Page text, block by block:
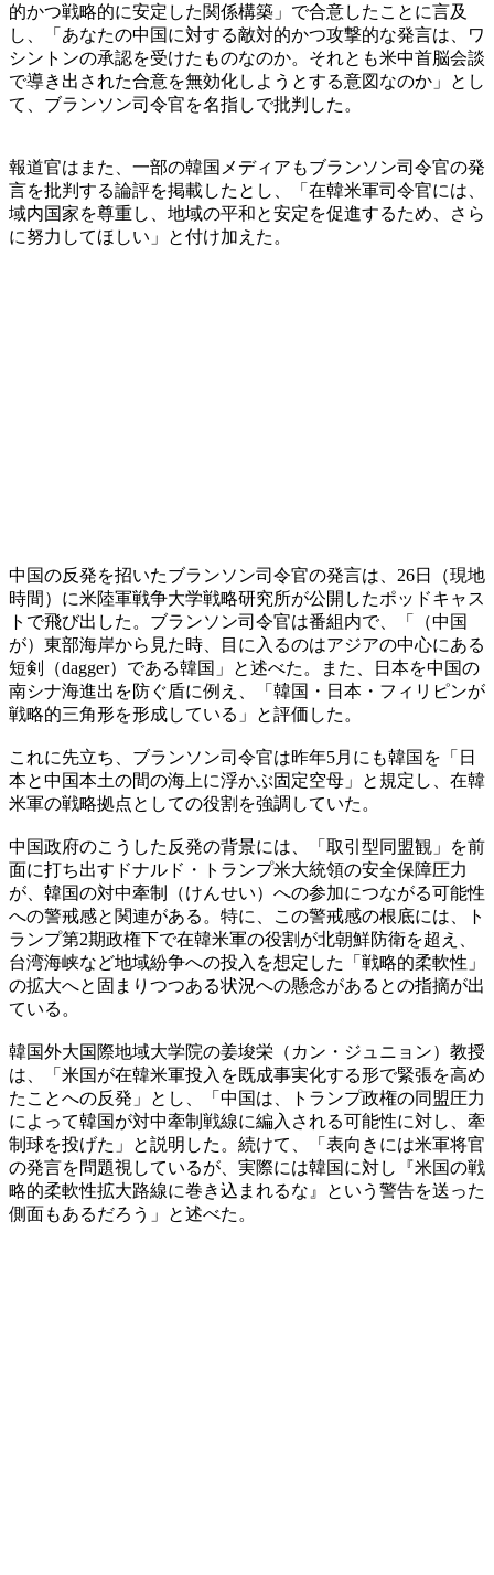
的かつ戦略的に安定した関係構築」で合意したことに言及
し、「あなたの中国に対する敵対的かつ攻撃的な発言は、ワ
シントンの承認を受けたものなのか。それとも米中首脳会談
で導き出された合意を無効化しようとする意図なのか」とし
て、ブランソン司令官を名指しで批判した。
報道官はまた、一部の韓国メディアもブランソン司令官の発
言を批判する論評を掲載したとし、「在韓米軍司令官には、
域内国家を尊重し、地域の平和と安定を促進するため、さら
に努力してほしい」と付け加えた。
中国の反発を招いたブランソン司令官の発言は、26日（現地
時間）に米陸軍戦争大学戦略研究所が公開したポッドキャス
トで飛び出した。ブランソン司令官は番組内で、「（中国
が）東部海岸から見た時、目に入るのはアジアの中心にある
短剣（dagger）である韓国」と述べた。また、日本を中国の
南シナ海進出を防ぐ盾に例え、「韓国・日本・フィリピンが
戦略的三角形を形成している」と評価した。
これに先立ち、ブランソン司令官は昨年5月にも韓国を「日
本と中国本土の間の海上に浮かぶ固定空母」と規定し、在韓
米軍の戦略拠点としての役割を強調していた。
中国政府のこうした反発の背景には、「取引型同盟観」を前
面に打ち出すドナルド・トランプ米大統領の安全保障圧力
が、韓国の対中牽制（けんせい）への参加につながる可能性
への警戒感と関連がある。特に、この警戒感の根底には、ト
ランプ第2期政権下で在韓米軍の役割が北朝鮮防衛を超え、
台湾海峡など地域紛争への投入を想定した「戦略的柔軟性」
の拡大へと固まりつつある状況への懸念があるとの指摘が出
ている。
韓国外大国際地域大学院の姜埈栄（カン・ジュニョン）教授
は、「米国が在韓米軍投入を既成事実化する形で緊張を高め
たことへの反発」とし、「中国は、トランプ政権の同盟圧力
によって韓国が対中牽制戦線に編入される可能性に対し、牽
制球を投げた」と説明した。続けて、「表向きには米軍将官
の発言を問題視しているが、実際には韓国に対し『米国の戦
略的柔軟性拡大路線に巻き込まれるな』という警告を送った
側面もあるだろう」と述べた。